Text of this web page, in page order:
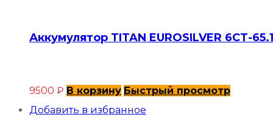
Аккумулятор TITAN EUROSILVER 6СТ-
9500 ₽ В корзину Быстрый просмотр
Добавить в избранное